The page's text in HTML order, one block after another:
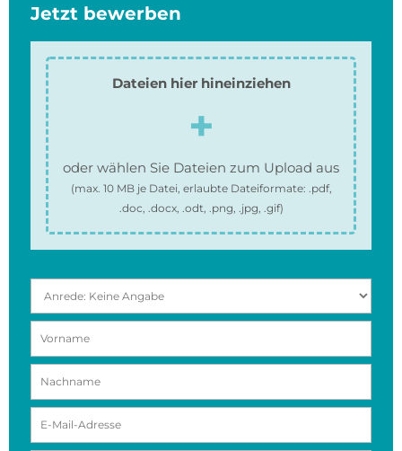
Jetzt bewerben
Dateien hier hineinziehen
oder wählen Sie Dateien zum Upload aus
(max. 10 MBje Datei, erlaubte Dateiformate: .pdf,
.doc, .docx, .odt, .png, .jpg, .gif)